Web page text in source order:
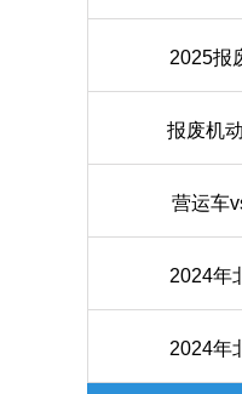
2025报
报废机
营运车
2024年
2024年